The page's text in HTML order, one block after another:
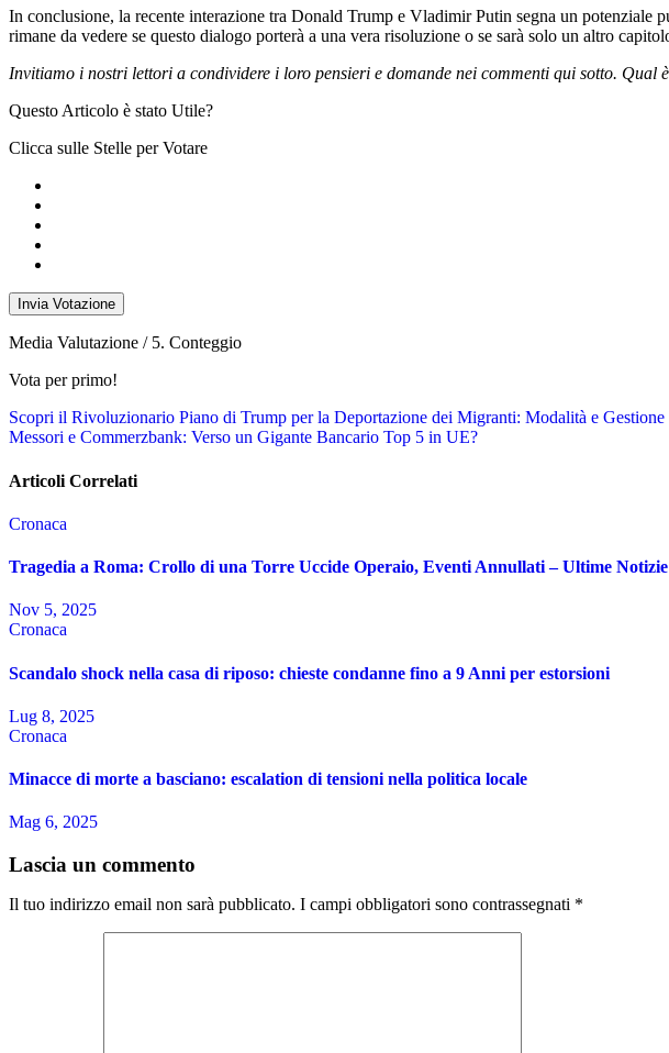
In conclusione, la recente interazione tra Donald Trump e Vladimir Putin segna un
rimane da vedere se questo dialogo porterà a una vera risoluzione o se sarà solo un altro
Invitiamo i nostri lettori a condividere i loro pensieri e domande nei commenti qui sotto.
Questo Articolo è stato Utile?
Clicca sulle Stelle per Votare
Invia Votazione
Media Valutazione / 5. Conteggio
Vota per primo!
Navigazione
articoli
Scopri il Rivoluzionario Piano di Trump per la Deportazione dei Migranti: Modalità e Gestione
Messori e Commerzbank: Verso un Gigante Bancario Top 5 in UE?
Articoli Correlati
Cronaca
Tragedia a Roma: Crollo di una Torre Uccide Operaio, Eventi Annullati – Ultime Notizie
Nov 5, 2025
Cronaca
Scandalo shock nella casa di riposo: chieste condanne fino a 9 Anni per estorsioni
Lug 8, 2025
Cronaca
Minacce di morte a basciano: escalation di tensioni nella politica locale
Mag 6, 2025
Lascia un commento
Il tuo indirizzo email non sarà pubblicato. I campi obbligatori sono contrassegnati *